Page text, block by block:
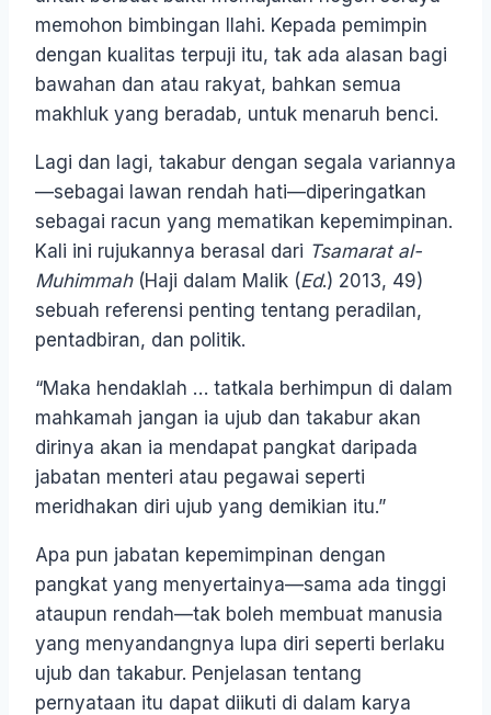
memohon bimbingan Ilahi. Kepada pemimpin
dengan kualitas terpuji itu, tak ada alasan bagi
bawahan dan atau rakyat, bahkan semua
makhluk yang beradab, untuk menaruh benci.
Lagi dan lagi, takabur dengan segala variannya
—sebagai lawan rendah hati—diperingatkan
sebagai racun yang mematikan kepemimpinan.
Kali ini rujukannya berasal dari Tsamarat al-
Muhimmah(Haji dalam Malik (Ed.) 2013, 49)
sebuah referensi penting tentang peradilan,
pentadbiran, dan politik.
“Maka hendaklah … tatkala berhimpun di dalam
mahkamah jangan ia ujub dan takabur akan
dirinya akan ia mendapat pangkat daripada
jabatan menteri atau pegawai seperti
meridhakan diri ujub yang demikian itu.”
Apa pun jabatan kepemimpinan dengan
pangkat yang menyertainya—sama ada tinggi
ataupun rendah—tak boleh membuat manusia
yang menyandangnya lupa diri seperti berlaku
ujub dan takabur. Penjelasan tentang
pernyataan itu dapat diikuti di dalam karya